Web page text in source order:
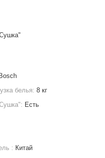
Bosch
белья:8 кг
Есть
: Китай